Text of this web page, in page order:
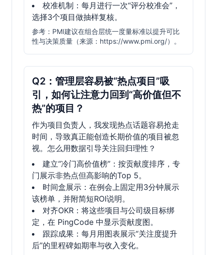
校准机制：每月进行一次“评分校准会”，
选择3个项目做抽样复核。
参考：PMI建议在组合层统一度量标准以提升可比
性与决策质量（来源：https://www.pmi.org/）。
Q2：管理层容易被“热点项目”吸
引，如何让注意力回到“高价值但不
热”的项目？
作为项目负责人，我发现热点话题容易抢走
时间，导致真正能创造长期价值的项目被忽
视。怎么用数据引导关注回归理性？
建立“冷门高价值榜”：按贡献度排序，专
门展示非热点但高影响的Top 5。
时间盒展示：在例会上固定用3分钟展示
该榜单，并附简短ROI说明。
对齐OKR：将这些项目与公司级目标绑
定，在 PingCode 中显示贡献度图。
跟踪成果：每月用图表展示“关注度提升
后”的里程碑如期率与收入变化。